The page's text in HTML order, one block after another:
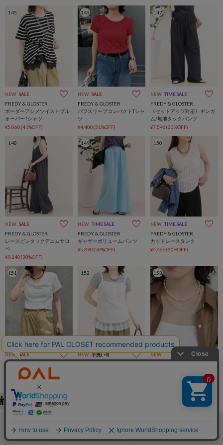
145
NEW SALE
FREDY & GLOSTER
ボーダーアシメツイストプル
オーバーTシャツ
¥5,060(41%OFF)
146
NEW SALE
FREDY & GLOSTER
パフスリーブコンパクトTシャ
ツ
¥4,400(31%OFF)
147
NEW TIME SALE
FREDY & GLOSTER
《セットアップ対応》ギンガ
ム/無地タックパンツ
¥7,546(30%OFF)
148
NEW SALE
FREDY & GLOSTER
レースピンタックデニムサロ
ペ
¥9,240(30%OFF)
149
NEW TIME SALE
FREDY & GLOSTER
ギャザーボリュームパンツ
¥5,390(50%OFF)
150
NEW TIME SALE
FREDY & GLOSTER
カットレースタンク
¥4,466(30%OFF)
151
NEW SALE
FREDY & GLOSTER
ドレープカットソーブラウス
¥5,500(20%OFF)
152
NEW 手洗い可
153
NEW
154